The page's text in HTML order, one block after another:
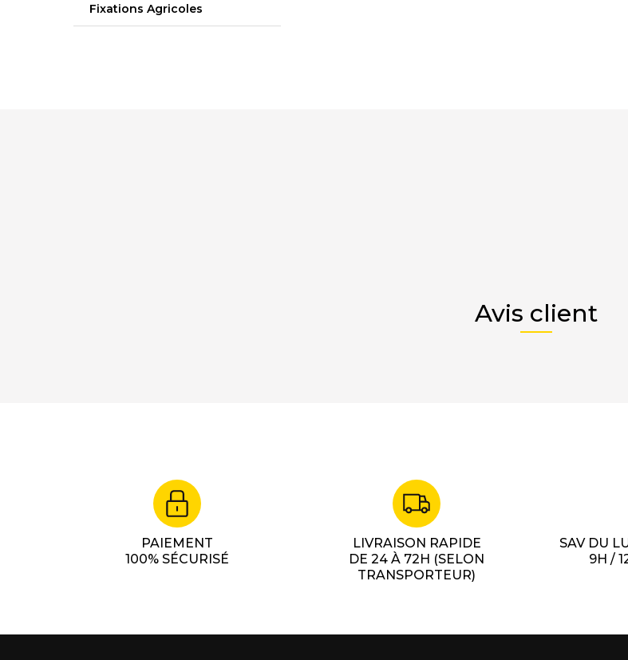
Fixations Agricoles
Avis client
PAIEMENT
100% SÉCURISÉ
LIVRAISON RAPIDE
DE 24 À 72H (SELON
TRANSPORTEUR)
SAV DU
9H /